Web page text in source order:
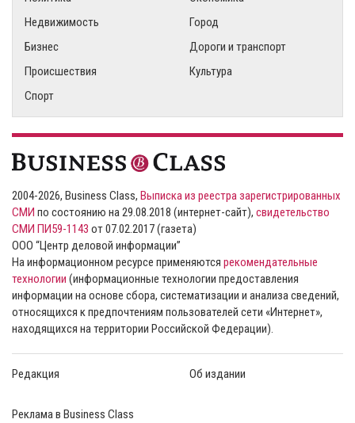
Недвижимость
Город
Бизнес
Дороги и транспорт
Происшествия
Культура
Спорт
2004-2026, Business Class, Выписка из реестра зарегистрированных
СМИ по состоянию на 29.08.2018 (интернет-сайт), свидетельство
СМИ ПИ59-1143 от 07.02.2017 (газета)
ООО “Центр деловой информации”
На информационном ресурсе применяются рекомендательные
технологии (информационные технологии предоставления
информации на основе сбора, систематизации и анализа сведений,
относящихся к предпочтениям пользователей сети «Интернет»,
находящихся на территории Российской Федерации).
Редакция Об издании
Реклама в Business Class